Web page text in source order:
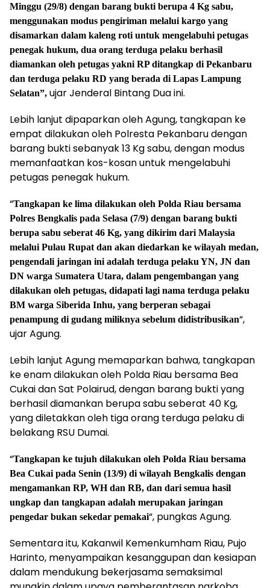
Minggu (29/8) dengan barang bukti berupa 4 Kg sabu,
menggunakan modus pengiriman melalui kargo yang
disamarkan dalam kaleng roti untuk mengelabuhi petugas
penegak hukum, dua orang terduga pelaku berhasil
diamankan oleh petugas yakni RP ditangkap di Pekanbaru
dan terduga pelaku RD yang berada di Lapas Lampung
Selatan”, ujar Jenderal Bintang Dua ini.
Lebih lanjut dipaparkan oleh Agung, tangkapan ke
empat dilakukan oleh Polresta Pekanbaru dengan
barang bukti sebanyak 13 Kg sabu, dengan modus
memanfaatkan kos-kosan untuk mengelabuhi
petugas penegak hukum.
“Tangkapan ke lima dilakukan oleh Polda Riau bersama
Polres Bengkalis pada Selasa (7/9) dengan barang bukti
berupa sabu seberat 46 Kg, yang dikirim dari Malaysia
melalui Pulau Rupat dan akan diedarkan ke wilayah medan,
pengendali jaringan ini adalah terduga pelaku YN, JN dan
DN warga Sumatera Utara, dalam pengembangan yang
dilakukan oleh petugas, didapati lagi nama terduga pelaku
BM warga Siberida Inhu, yang berperan sebagai
penampung di gudang miliknya sebelum didistribusikan“,
ujar Agung.
Lebih lanjut Agung memaparkan bahwa, tangkapan
ke enam dilakukan oleh Polda Riau bersama Bea
Cukai dan Sat Polairud, dengan barang bukti yang
berhasil diamankan berupa sabu seberat 40 Kg,
yang diletakkan oleh tiga orang terduga pelaku di
belakang RSU Dumai.
“Tangkapan ke tujuh dilakukan oleh Polda Riau bersama
Bea Cukai pada Senin (13/9) di wilayah Bengkalis dengan
mengamankan RP, WH dan RB, dan dari semua hasil
ungkap dan tangkapan adalah merupakan jaringan
pengedar bukan sekedar pemakai“, pungkas Agung.
Sementara itu, Kakanwil Kemenkumham Riau, Pujo
Harinto, menyampaikan kesanggupan dan kesiapan
dalam mendukung bekerjasama semaksimal